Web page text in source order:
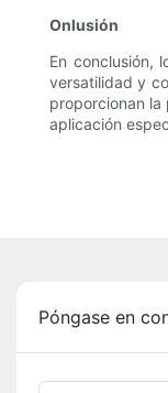
Onlusión
En conclusión,
versatilidad y
proporcionan la
aplicación
Póngase en